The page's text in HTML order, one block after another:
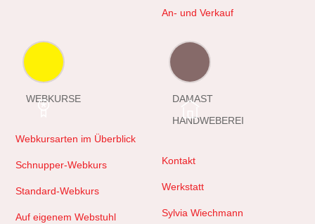
An- und Verkauf
WEBKURSE
Webkursarten im Überblick
Schnupper-Webkurs
Standard-Webkurs
Auf eigenem Webstuhl
DAMAST
HANDWEBEREI
Kontakt
Werkstatt
Sylvia Wiechmann